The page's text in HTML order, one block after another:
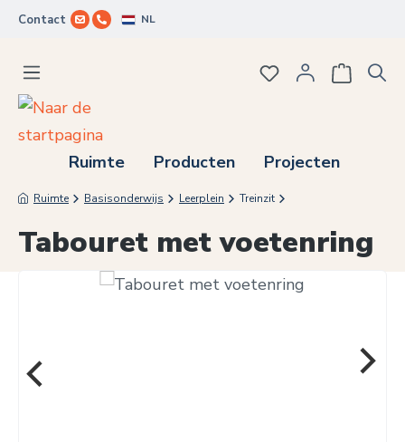
Ga naar de hoofdinhoud
Contact NL
Ruimte Producten Projecten
Je hebt 0 items
Ruimte Basisonderwijs Leerplein Treinzit
Tabouret met voetenring
Afbeeldingengalerij overslaan